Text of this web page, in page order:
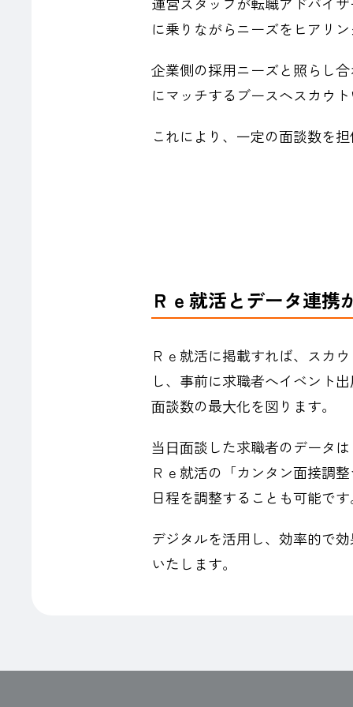
に乗りながらニーズをヒアリ
企業側の採用ニーズと照らし
にマッチするブースへスカウ
これにより、一定の面談数を
Ｒｅ就活とデータ連携
Ｒｅ就活に掲載すれば、スカ
し、事前に求職者へイベント
⾯談数の最⼤化を図ります。
当⽇⾯談した求職者のデータ
Ｒｅ就活の「カンタン面接調
日程を調整することも可能で
デジタルを活用し、効率的で
いたします。